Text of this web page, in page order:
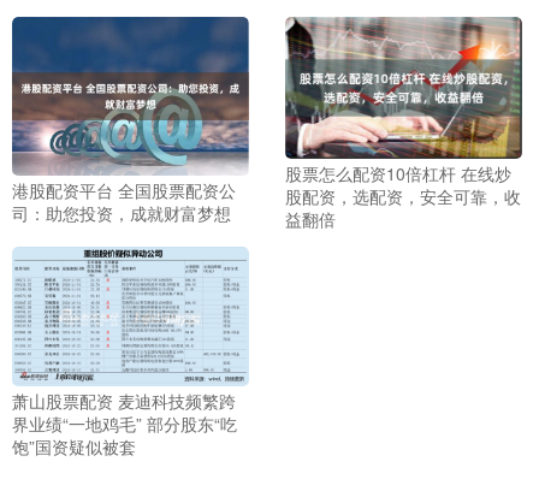
港股配资平台 全国股票配资公
司：助您投资，成就财富梦想
股票怎么配资10倍杠杆 在线炒
股配资，选配资，安全可靠，收
益翻倍
萧山股票配资 麦迪科技频繁跨
界业绩“一地鸡毛” 部分股东“吃
饱”国资疑似被套